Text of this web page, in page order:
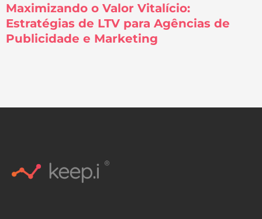
Maximizando o Valor Vitalício:
Estratégias de LTV para Agências de
Publicidade e Marketing